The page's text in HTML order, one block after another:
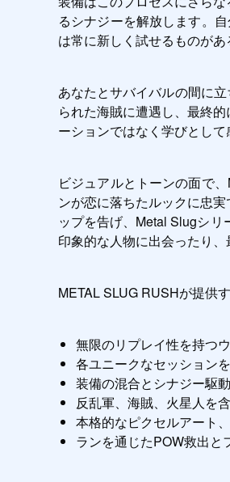
るシナジーを解放します。
は常に新しく試せるものがあ
あなたとサバイバルの間に
られた海賊に遭遇し、最終
ーションではなく学びとし
ビジュアルとトーンの面で
ンが恋に落ちたルックに忠
ップを告げ、Metal Slugシ
印象的な人物に出会ったり
METAL SLUG RUSHが提供
無限のリプレイ性を持つ
各ユニークなセッション
装備の混合とシナジー駆
反乱軍、海賊、火星人を
本格的なピクセルアート
ランを通じたPOW救出と